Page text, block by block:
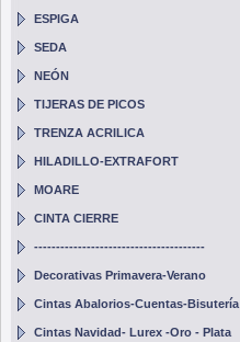
ESPIGA
SEDA
NEÓN
TIJERAS DE PICOS
TRENZA ACRILICA
HILADILLO-EXTRAFORT
MOARE
CINTA CIERRE
---------------------------------------
Decorativas Primavera-Verano
Cintas Abalorios-Cuentas-Bisutería
Cintas Navidad- Lurex -Oro - Plata